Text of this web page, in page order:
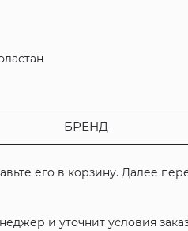
БРЕНД
его в корзину. Далее
и уточнит условия